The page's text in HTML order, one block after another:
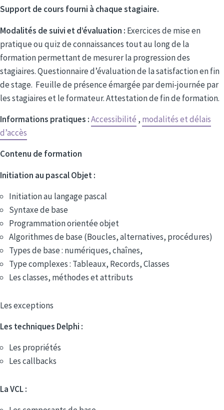
Support de cours fourni à chaque stagiaire.
Modalités de suivi et d’évaluation : Exercices de mise en
pratique ou quiz de connaissances tout au long de la
formation permettant de mesurer la progression des
stagiaires. Questionnaire d’évaluation de la satisfaction en fin
de stage. Feuille de présence émargée par demi-journée par
les stagiaires et le formateur. Attestation de fin de formation.
Informations pratiques :Accessibilité , modalités et délais
d’accès
Contenu de formation
Initiation au pascal Objet :
Initiation au langage pascal
Syntaxe de base
Programmation orientée objet
Algorithmes de base (Boucles, alternatives, procédures)
Types de base : numériques, chaînes,
Type complexes : Tableaux, Records, Classes
Les classes, méthodes et attributs
Les exceptions
Les techniques Delphi :
Les propriétés
Les callbacks
La VCL :